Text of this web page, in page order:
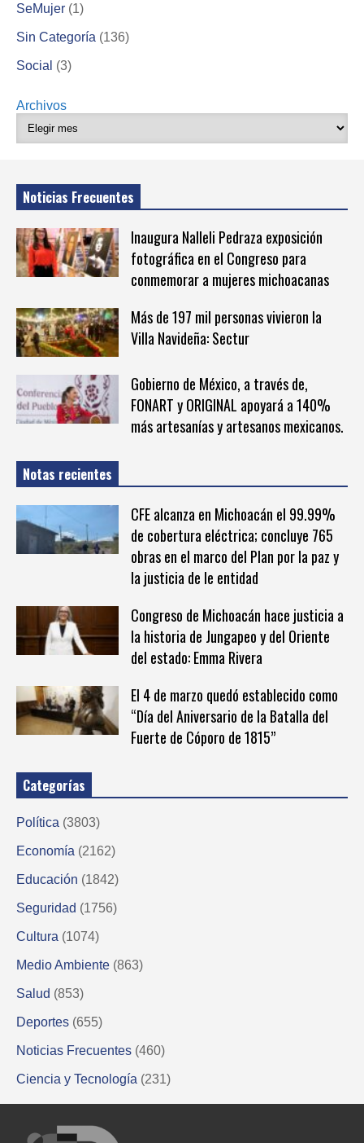
SeMujer (1)
Sin Categoría (136)
Social (3)
Archivos
Noticias Frecuentes
Inaugura Nalleli Pedraza exposición
fotográfica en el Congreso para
conmemorar a mujeres michoacanas
Más de 197 mil personas vivieron la
Villa Navideña: Sectur
Gobierno de México, a través de,
FONART y ORIGINAL apoyará a 140%
más artesanías y artesanos mexicanos.
Notas recientes
CFE alcanza en Michoacán el 99.99%
de cobertura eléctrica; concluye 765
obras en el marco del Plan por la paz y
la justicia de le entidad
Congreso de Michoacán hace justicia a
la historia de Jungapeo y del Oriente
del estado: Emma Rivera
El 4 de marzo quedó establecido como
“Día del Aniversario de la Batalla del
Fuerte de Cóporo de 1815”
Categorías
Política (3803)
Economía (2162)
Educación (1842)
Seguridad (1756)
Cultura (1074)
Medio Ambiente (863)
Salud (853)
Deportes (655)
Noticias Frecuentes (460)
Ciencia y Tecnología (231)